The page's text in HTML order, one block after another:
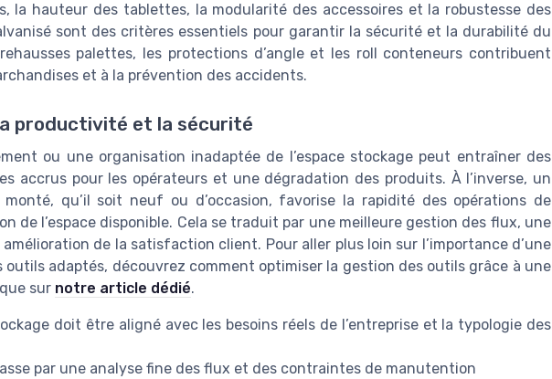
la hauteur des tablettes, la modularité des accessoires et la robustesse des
sont des critères essentiels pour garantir la sécurité et la durabilité du
palettes, les protections d’angle et les roll conteneurs contribuent
et à la prévention des accidents.
productivité et la sécurité
ou une organisation inadaptée de l’espace stockage peut entraîner des
accrus pour les opérateurs et une dégradation des produits. À l’inverse, un
qu’il soit neuf ou d’occasion, favorise la rapidité des opérations de
de l’espace disponible. Cela se traduit par une meilleure gestion des flux, une
de la satisfaction client. Pour aller plus loin sur l’importance d’une
adaptés, découvrez comment optimiser la gestion des outils grâce à une
sur notre article dédié.
doit être aligné avec les besoins réels de l’entreprise et la typologie des
par une analyse fine des flux et des contraintes de manutention